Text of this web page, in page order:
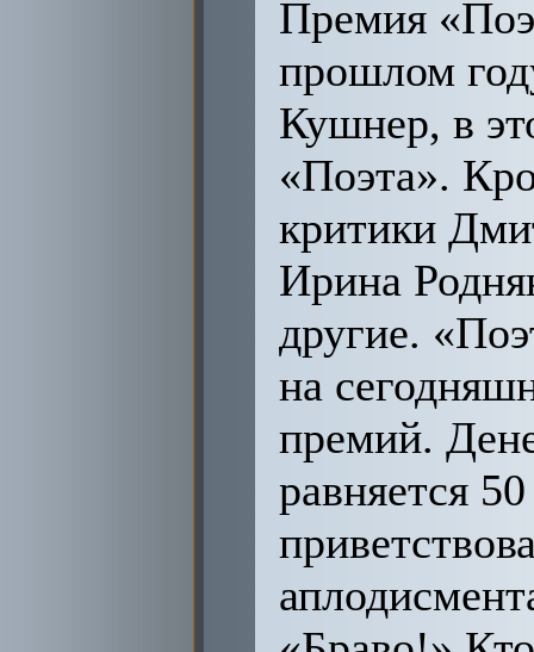
Премия
прошлом
Кушнер, в
«Поэта».
критики
Ирина
другие.
на
премий.
равняется